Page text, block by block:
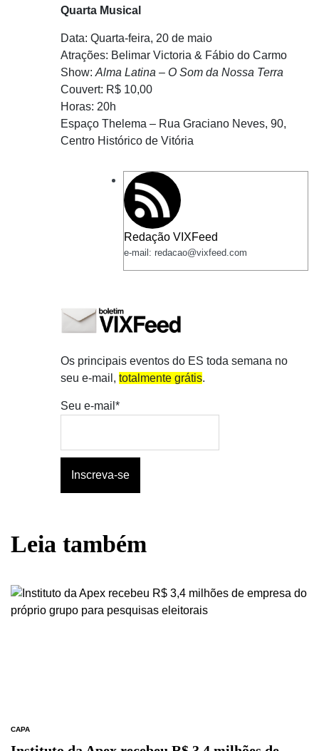
Quarta Musical
Data: Quarta-feira, 20 de maio
Atrações: Belimar Victoria & Fábio do Carmo
Show:Alma Latina – O Som da Nossa Terra
Couvert: R$ 10,00
Horas: 20h
Espaço Thelema – Rua Graciano Neves, 90,
Centro Histórico de Vitória
Redação VIXFeed
e-mail: redacao@vixfeed.com
Os principais eventos do ES toda semana no
seu e-mail, totalmente grátis.
Seu e-mail*
Leia também
CAPA